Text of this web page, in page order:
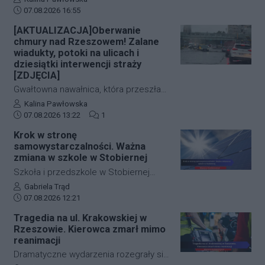
o wartości około 1500 złotych. Do
zdarzenia doszło w ścisłym centrum
miasta – pod Urzędem
Marszałkowskim przy al. Cieplińskiego.
Złodziej ze skradzionym jednośladem
wsiadł do autobusu MPK linii 28. Jego
wizerunek zarejestrowały kamery
monitoringu, a policja apeluje o pomoc
w identyfikacji mężczyzny.
Data dodania artykułu:
07.08.2026 16:55
[AKTUALIZACJA]Oberwanie
chmury nad Rzeszowem! Zalane
wiadukty, potoki na ulicach i
dziesiątki interwencji straży
[ZDJĘCIA]
Gwałtowna nawałnica, która przeszła
nad Rzeszowem tuż po godzinie 12:00,
w kilka minut sparaliżowała ruch w
rwące potoki ulice, zalane wiadukty i
wybijające studzienki kanalizacyjne
odcięły od świata kluczowe arterie.
Podkarpaccy strażacy wyjeżdżali do
akcji już blisko 70 razy! Mamy dla Was
Autor artykułu:
Kalina Pawłowska
Data dodania artykułu:
07.08.2026 13:22 Liczba komentarzy artykułu:
1
Krok w stronę
samowystarczalności. Ważna
zmiana w szkole w Stobiernej
Szkoła i przedszkole w Stobiernej
przejdą technologiczną transformację,
która znacząco wpłynie na budżet
Trzebownisko oficjalnie
przypieczętowała umowę z wykonawcą
na realizację nowoczesnego systemu
Autor artykułu:
Gabriela Trąd
Data dodania artykułu:
07.08.2026 12:21
Tragedia na ul. Krakowskiej w
Rzeszowie. Kierowca zmarł mimo
reanimacji
Dramatyczne wydarzenia rozegrały się